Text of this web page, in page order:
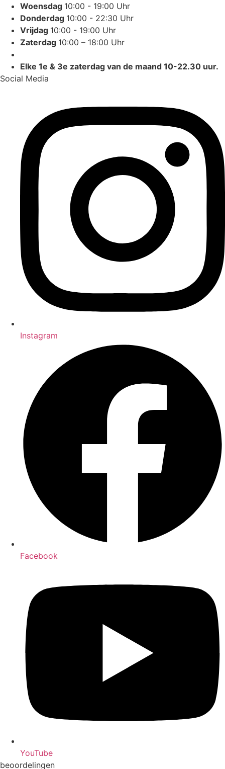
Woensdag 10:00 - 19:00 Uhr
Donderdag 10:00 - 22:30 Uhr
Vrijdag 10:00 - 19:00 Uhr
Zaterdag 10:00 – 18:00 Uhr
Elke 1e & 3e zaterdag van de maand 10-22.30 uur.
Social Media
Instagram
Facebook
YouTube
beoordelingen